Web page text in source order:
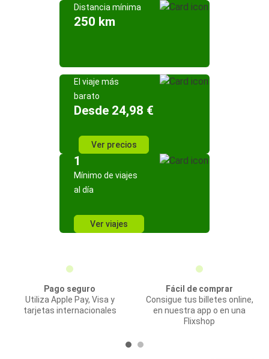
Distancia mínima
250 km
El viaje más
barato
Desde 24,98 €
Ver precios
1
Mínimo de viajes
al día
Ver viajes
Pago seguro
Utiliza Apple Pay, Visa y
tarjetas internacionales
Fácil de comprar
Consigue tus billetes online,
en nuestra app o en una
Flixshop